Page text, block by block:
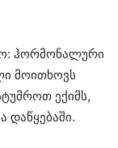
ჰორმონალური
მოითხოვს
ექიმს,
დაწყებაში.